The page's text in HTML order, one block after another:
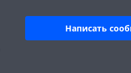
Написать